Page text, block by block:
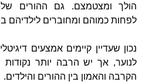
הולך ומצטמצם. גם ההורים
לפחות כמוהם ומחוברים לילדיהם
נכון שעדיין קיימים אמצעים
לנוער, אך יש הרבה יותר
הקרבה והאמון בין ההורים והילדים.